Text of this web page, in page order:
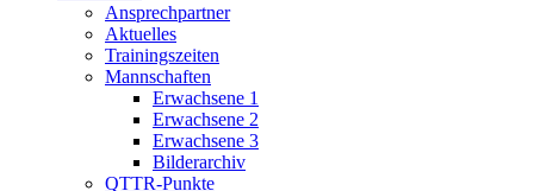
Ansprechpartner
Aktuelles
Trainingszeiten
Mannschaften
Erwachsene 1
Erwachsene 2
Erwachsene 3
Bilderarchiv
QTTR-Punkte